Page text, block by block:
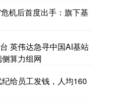
危机后首度出手：旗下基
英伟达急寻中国AI基站
算力组网
给员工发钱，人均160